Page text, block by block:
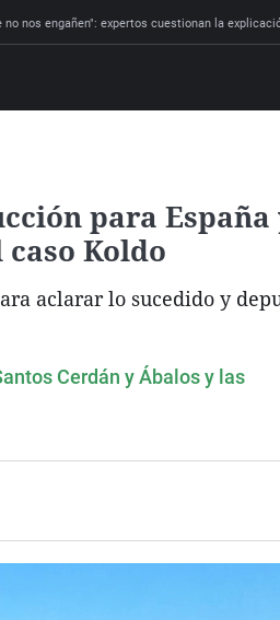
no nos engañen": expertos cuestionan la
para España
Koldo
aclarar lo sucedido y
Cerdán y Ábalos y las